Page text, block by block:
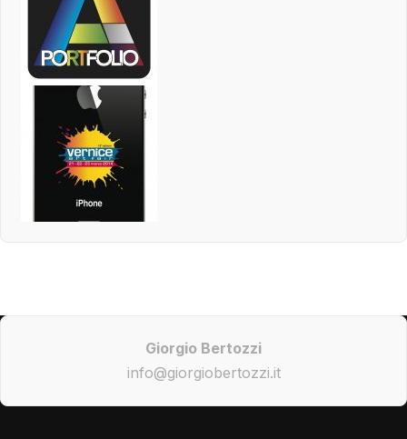
Giorgio Bertozzi
info@giorgiobertozzi.it